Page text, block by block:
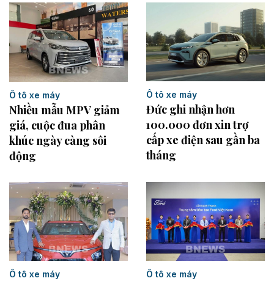
Ô tô xe máy
Nhiều mẫu MPV giảm
giá, cuộc đua phân
khúc ngày càng sôi
động
Ô tô xe máy
Đức ghi nhận hơn
100.000 đơn xin trợ
cấp xe điện sau gần ba
tháng
Ô tô xe máy Ô tô xe máy